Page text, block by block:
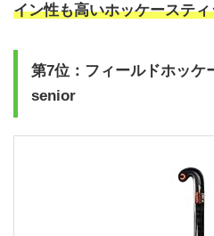
イン性も高いホッケースティ
第7位：フィールドホッケ
senior